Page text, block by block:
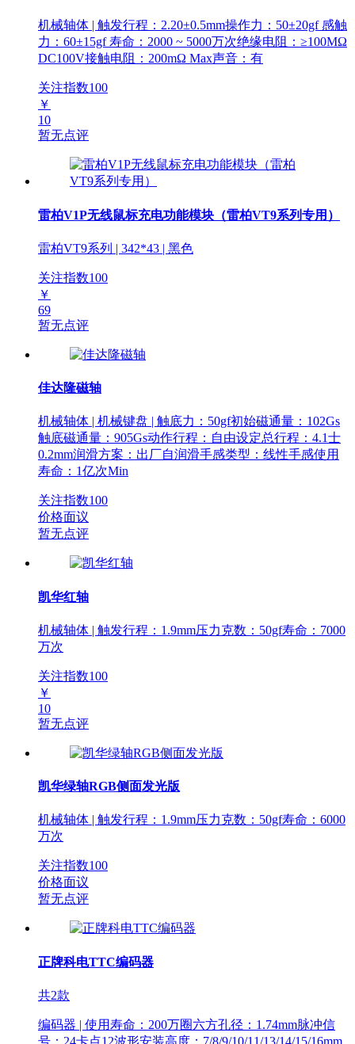
机械轴体 | 触发行程：2.20±0.5mm操作力：50±20gf 感触
力：60±15gf 寿命：2000 ~ 5000万次绝缘电阻：≥100MΩ
DC100V接触电阻：200mΩ Max声音：有
关注指数100
￥
10
暂无点评
雷柏V1P无线鼠标充电功能模块（雷柏VT9系列专用）
雷柏VT9系列 | 342*43 | 黑色
关注指数100
￥
69
暂无点评
佳达隆磁轴
机械轴体 | 机械键盘 | 触底力：50gf初始磁通量：102Gs
触底磁通量：905Gs动作行程：自由设定总行程：4.1士
0.2mm润滑方案：出厂自润滑手感类型：线性手感使用
寿命：1亿次Min
关注指数100
价格面议
暂无点评
凯华红轴
机械轴体 | 触发行程：1.9mm压力克数：50gf寿命：7000
万次
关注指数100
￥
10
暂无点评
凯华绿轴RGB侧面发光版
机械轴体 | 触发行程：1.9mm压力克数：50gf寿命：6000
万次
关注指数100
价格面议
暂无点评
正牌科电TTC编码器
共2款
编码器 | 使用寿命：200万圈六方孔径：1.74mm脉冲信
号：24卡点12波形安装高度：7/8/9/10/11/13/14/15/16mm